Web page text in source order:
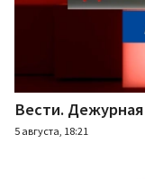
Вести.
5 августа, 18:21